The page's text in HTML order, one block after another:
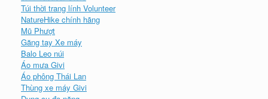
Túi thời trang lính Volunteer
NatureHike chính hãng
Mũ Phượt
Găng tay Xe máy
Balo Leo núi
Áo mưa Givi
Áo phông Thái Lan
Thùng xe máy Givi